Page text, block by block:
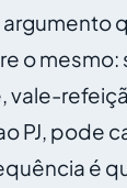
o mesmo:
vale-
PJ, pode
é